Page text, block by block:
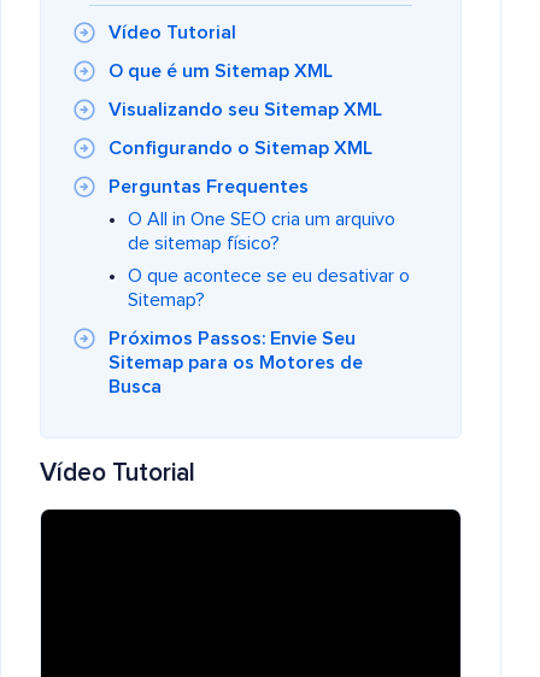
Vídeo Tutorial
O que é um Sitemap XML
Visualizando seu Sitemap XML
Configurando o Sitemap XML
Perguntas Frequentes
O All in One SEO cria um arquivo
de sitemap físico?
O que acontece se eu desativar o
Sitemap?
Próximos Passos: Envie Seu
Sitemap para os Motores de
Busca
Vídeo Tutorial